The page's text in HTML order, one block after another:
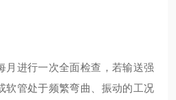
月进行一次全面检查，若输送强
软管处于频繁弯曲、振动的工况